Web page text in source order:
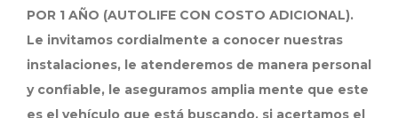
POR 1 AÑO (AUTOLIFE CON COSTO ADICIONAL).
Le invitamos cordialmente a conocer nuestras
instalaciones, le atenderemos de manera personal
y confiable, le aseguramos amplia mente que este
es el vehículo que está buscando, si acertamos el